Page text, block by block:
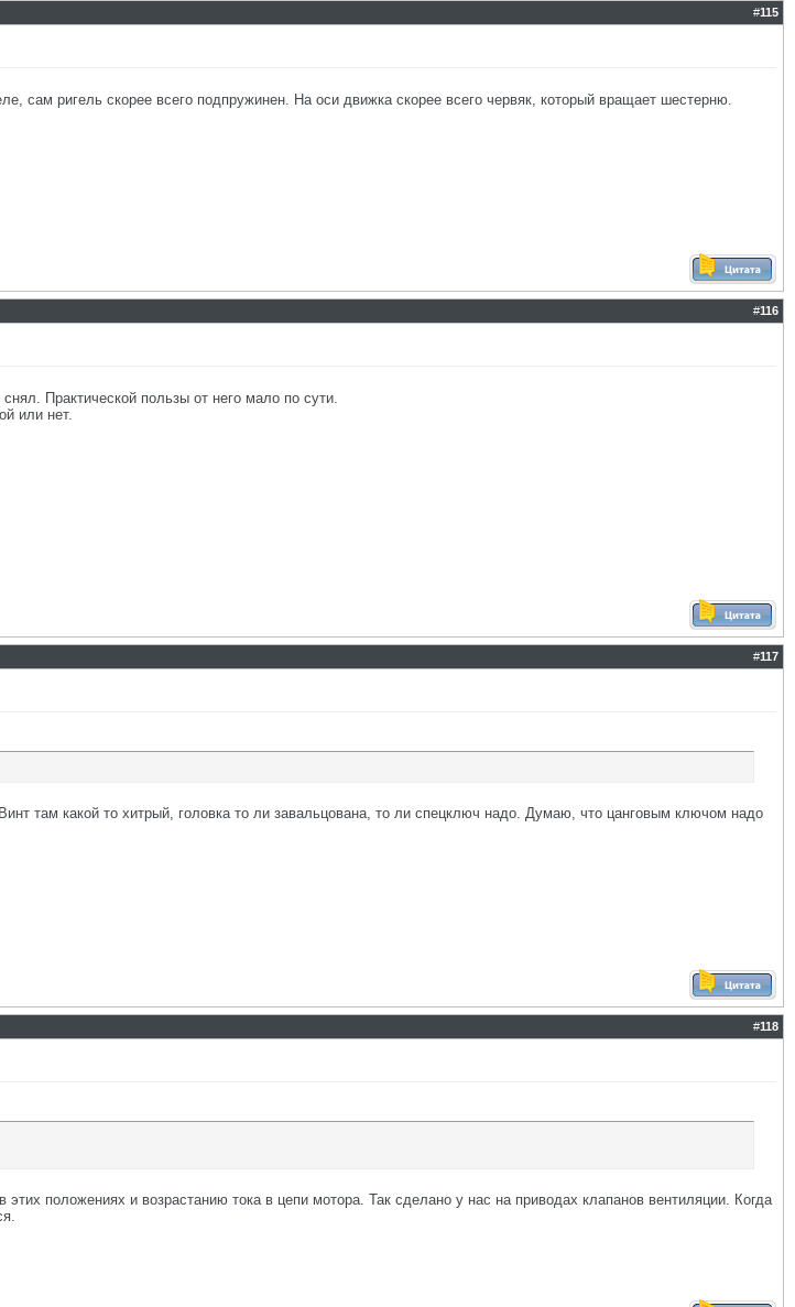
#115
сам ригель скорее всего подпружинен. На оси движка скорее всего червяк, который вращает шестерню.
#116
Практической пользы от него мало по сути.
или нет.
#117
там какой то хитрый, головка то ли завальцована, то ли спецключ надо. Думаю, что цанговым ключом надо
#118
положениях и возрастанию тока в цепи мотора. Так сделано у нас на приводах клапанов вентиляции. Когда